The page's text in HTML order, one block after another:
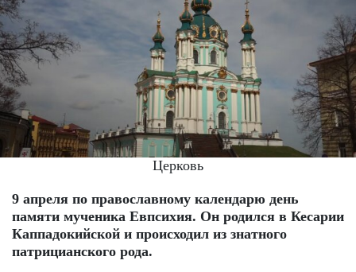
Церковь
9 апреля по православному календарю день
памяти мученика Евпсихия. Он родился в Кесарии
Каппадокийской и происходил из знатного
патрицианского рода.